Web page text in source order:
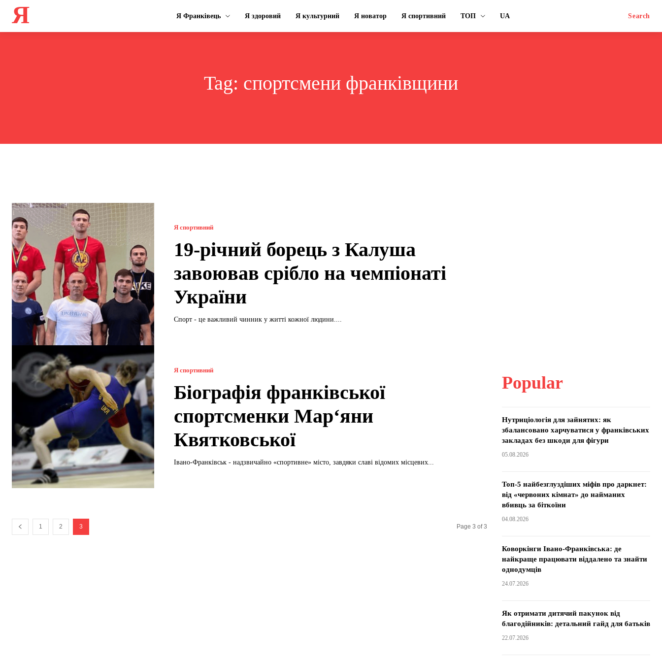
Я Я Франківець Я здоровий Я культурний Я новатор Я спортивний ТОП UA Search
Tag: спортсмени франківщини
Я спортивний
19-річний борець з Калуша
завоював срібло на чемпіонаті
України
Спорт - це важливий чинник у житті кожної людини....
Я спортивний
Біографія франківської
спортсменки Мар‘яни
Квятковської
Івано-Франківськ - надзвичайно «спортивне» місто, завдяки славі відомих місцевих...
1 2 3 Page 3 of 3
Popular
Нутриціологія для зайнятих: як
збалансовано харчуватися у франківських
закладах без шкоди для фігури
05.08.2026
Топ-5 найбезглуздіших міфів про даркнет:
від «червоних кімнат» до найманих
вбивць за біткоїни
04.08.2026
Коворкінги Івано-Франківська: де
найкраще працювати віддалено та знайти
однодумців
24.07.2026
Як отримати дитячий пакунок від
благодійників: детальний гайд для батьків
22.07.2026